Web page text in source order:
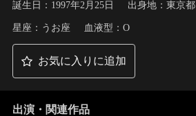
誕生日：1997年2月25日 出身地：東京都
星座：うお座 血液型：O
お気に入りに追加
出演・関連作品